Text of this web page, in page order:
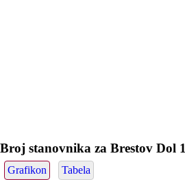
Broj stanovnika za Brestov Dol
Grafikon Tabela